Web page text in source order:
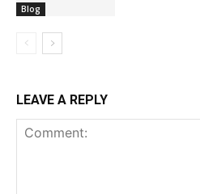
Blog
LEAVE A REPLY